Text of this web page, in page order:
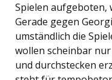
Spielen aufgeboten,
Gerade gegen
umständlich die
wollen scheinbar
und durchstecken